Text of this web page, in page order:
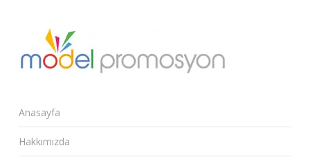
Anasayfa
Hakkımızda